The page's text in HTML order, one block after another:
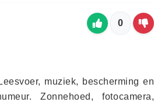
0
muziek, bescherming en
Zonnehoed, fotocamera,